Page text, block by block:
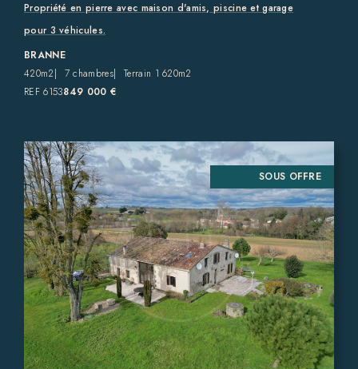
Propriété en pierre avec maison d'amis, piscine et garage
pour 3 véhicules.
BRANNE
420m2
7 chambres
Terrain 1 620m2
REF 6153849 000 €
SOUS OFFRE